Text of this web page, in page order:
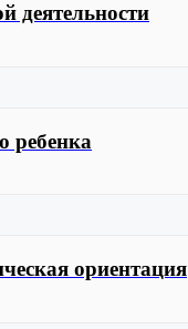
деятельности
ребенка
ориентация